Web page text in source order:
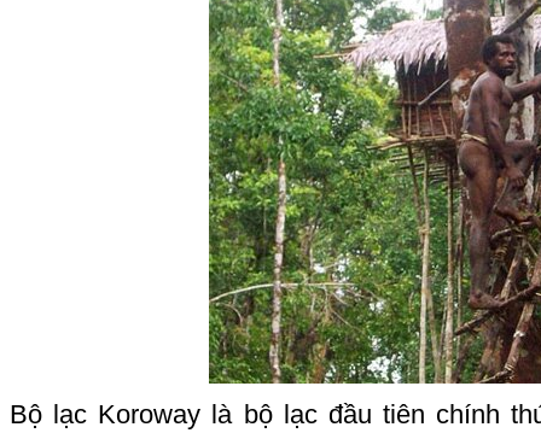
Bộ lạc Koroway là bộ lạc đầu tiên chính